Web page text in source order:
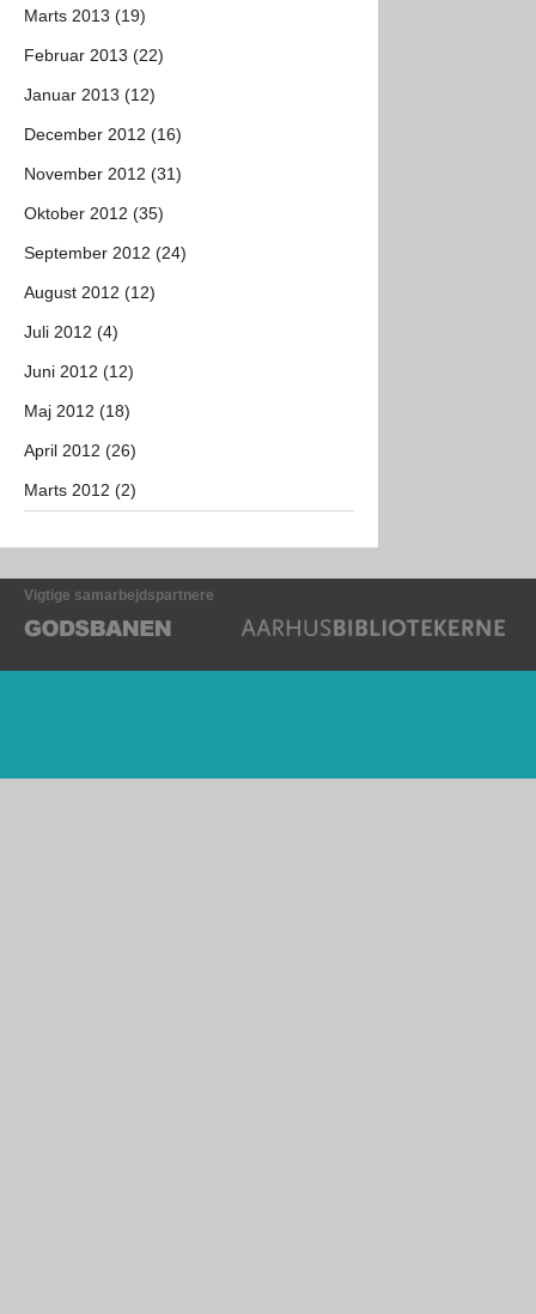
Marts 2013 (19)
Februar 2013 (22)
Januar 2013 (12)
December 2012 (16)
November 2012 (31)
Oktober 2012 (35)
September 2012 (24)
August 2012 (12)
Juli 2012 (4)
Juni 2012 (12)
Maj 2012 (18)
April 2012 (26)
Marts 2012 (2)
Vigtige samarbejdspartnere